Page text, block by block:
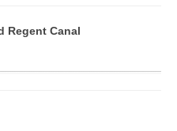
Regent Canal